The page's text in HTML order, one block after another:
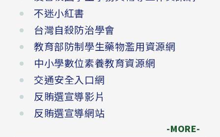
不迷小紅書
台灣自殺防治學會
教育部防制學生藥物濫用資源網
中小學數位素養教育資源網
交通安全入口網
反賄選宣導影片
反賄選宣導網站
-MORE-